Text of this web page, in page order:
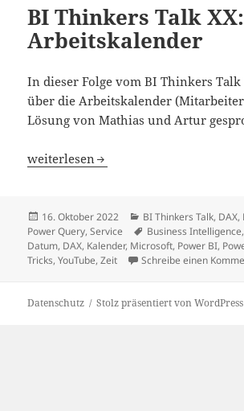
BI Thinkers Talk XX:
Arbeitskalender
In dieser Folge vom BI Thinkers
über die Arbeitskalender
Lösung von Mathias und Artur
BI Thinkers Talk XX: Arbeitskalender
weiterlesen
Veröffentlicht
am
16. Oktober 2022 Kategorien
BI Thinkers Talk, DAX,
Power Query,Service Schlagwörter
Business Intelligence
Datum, DAX, Kalender, Microsoft, Power BI,
Tricks,YouTube,Zeit Schreibe einen
Datenschutz Stolz präsentiert von WordPress